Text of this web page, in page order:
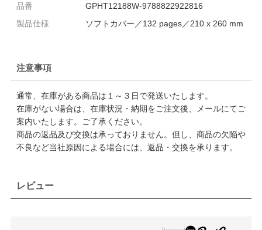
品番
GPHT12188W-9788822922816
製品仕様
ソフトカバー／132 pages／210 x 260 mm
注意事項
通常、在庫がある商品は１～３日で発送いたします。
在庫がない場合は、在庫状況・納期をご注文後、メールにてご
案内いたします。ご了承ください。
商品の返品及び交換は承っておりません。但し、商品の欠陥や
不良など当社原因による場合には、返品・交換を承ります。
レビュー